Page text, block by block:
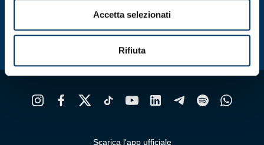
Accetta selezionati
Rifiuta
Scarica l'app ufficiale